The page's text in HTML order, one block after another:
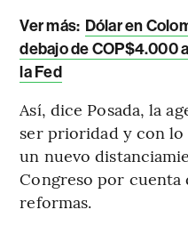
Ver más: Dólar en
debajo de COP$4.000
la Fed
Así, dice Posada, la
ser prioridad y con lo
un nuevo
Congreso por
reformas.